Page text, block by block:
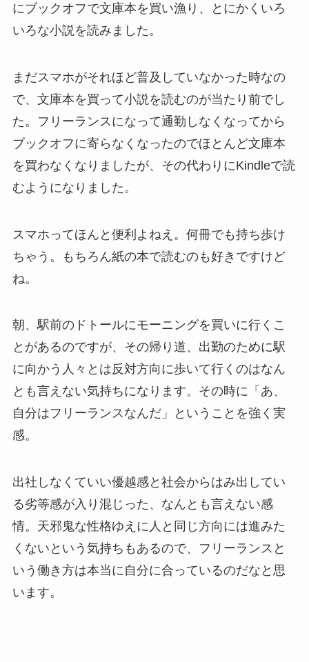
にブックオフで文庫本を買い漁り、とにかくいろ
いろな小説を読みました。
まだスマホがそれほど普及していなかった時なの
で、文庫本を買って小説を読むのが当たり前でし
た。フリーランスになって通勤しなくなってから
ブックオフに寄らなくなったのでほとんど文庫本
を買わなくなりましたが、その代わりにKindleで読
むようになりました。
スマホってほんと便利よねえ。何冊でも持ち歩け
ちゃう。もちろん紙の本で読むのも好きですけど
ね。
朝、駅前のドトールにモーニングを買いに行くこ
とがあるのですが、その帰り道、出勤のために駅
に向かう人々とは反対方向に歩いて行くのはなん
とも言えない気持ちになります。その時に「あ、
自分はフリーランスなんだ」ということを強く実
感。
出社しなくていい優越感と社会からはみ出してい
る劣等感が入り混じった、なんとも言えない感
情。天邪鬼な性格ゆえに人と同じ方向には進みた
くないという気持ちもあるので、フリーランスと
いう働き方は本当に自分に合っているのだなと思
います。